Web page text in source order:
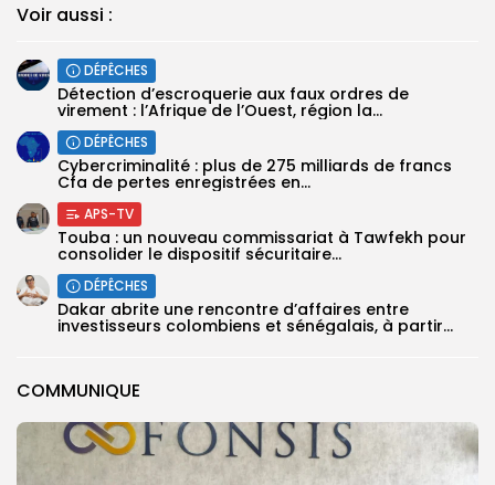
COMMUNIQUE
Voir aussi :
DÉPÊCHES
Détection d’escroquerie aux faux ordres de
virement : l’Afrique de l’Ouest, région la...
DÉPÊCHES
Cybercriminalité : plus de 275 milliards de francs
Cfa de pertes enregistrées en...
APS-TV
Touba : un nouveau commissariat à Tawfekh pour
consolider le dispositif sécuritaire...
DÉPÊCHES
Dakar abrite une rencontre d’affaires entre
investisseurs colombiens et sénégalais, à partir...